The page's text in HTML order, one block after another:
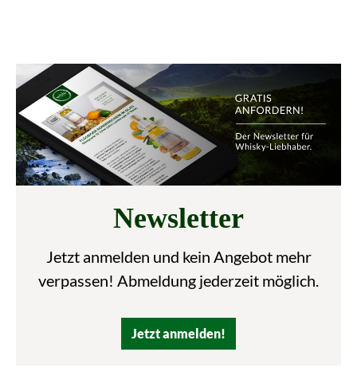
Newsletter
Jetzt anmelden und kein Angebot mehr
verpassen! Abmeldung jederzeit möglich.
Jetzt anmelden!